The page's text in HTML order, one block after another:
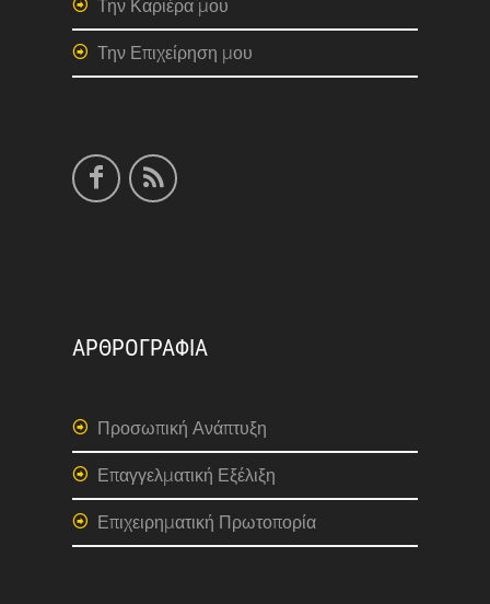
Την Καριέρα μου
Την Επιχείρηση μου
ΑΡΘΡΟΓΡΑΦΙΑ
Προσωπική Ανάπτυξη
Επαγγελματική Εξέλιξη
Επιχειρηματική Πρωτοπορία